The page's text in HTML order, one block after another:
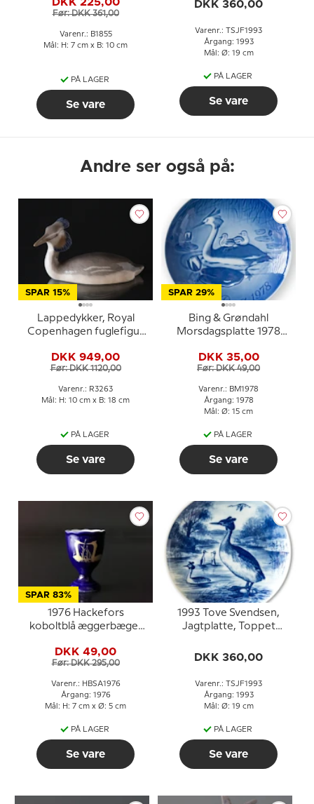
Før: DKK 361,00
Varenr.: B1855
Mål: H: 7 cm x B: 10 cm
PÅ LAGER
Se vare
DKK 360,00
Varenr.: TSJF1993
Årgang: 1993
Mål: Ø: 19 cm
PÅ LAGER
Se vare
Andre ser også på:
SPAR 15%
Lappedykker, Royal
Copenhagen fuglefigur
DKK 949,00
Før: DKK 1120,00
Varenr.: R3263
Mål: H: 10 cm x B: 18 cm
PÅ LAGER
Se vare
SPAR 29%
Bing & Grøndahl
Morsdagsplatte 1978
DKK 35,00
Før: DKK 49,00
Varenr.: BM1978
Årgang: 1978
Mål: Ø: 15 cm
PÅ LAGER
Se vare
SPAR 83%
1976 Hackefors
koboltblå æggerbæger
DKK 49,00
Før: DKK 295,00
Varenr.: HBSA1976
Årgang: 1976
Mål: H: 7 cm x Ø: 5 cm
PÅ LAGER
Se vare
1993 Tove Svendsen,
Jagtplatte, Toppet
DKK 360,00
Varenr.: TSJF1993
Årgang: 1993
Mål: Ø: 19 cm
PÅ LAGER
Se vare